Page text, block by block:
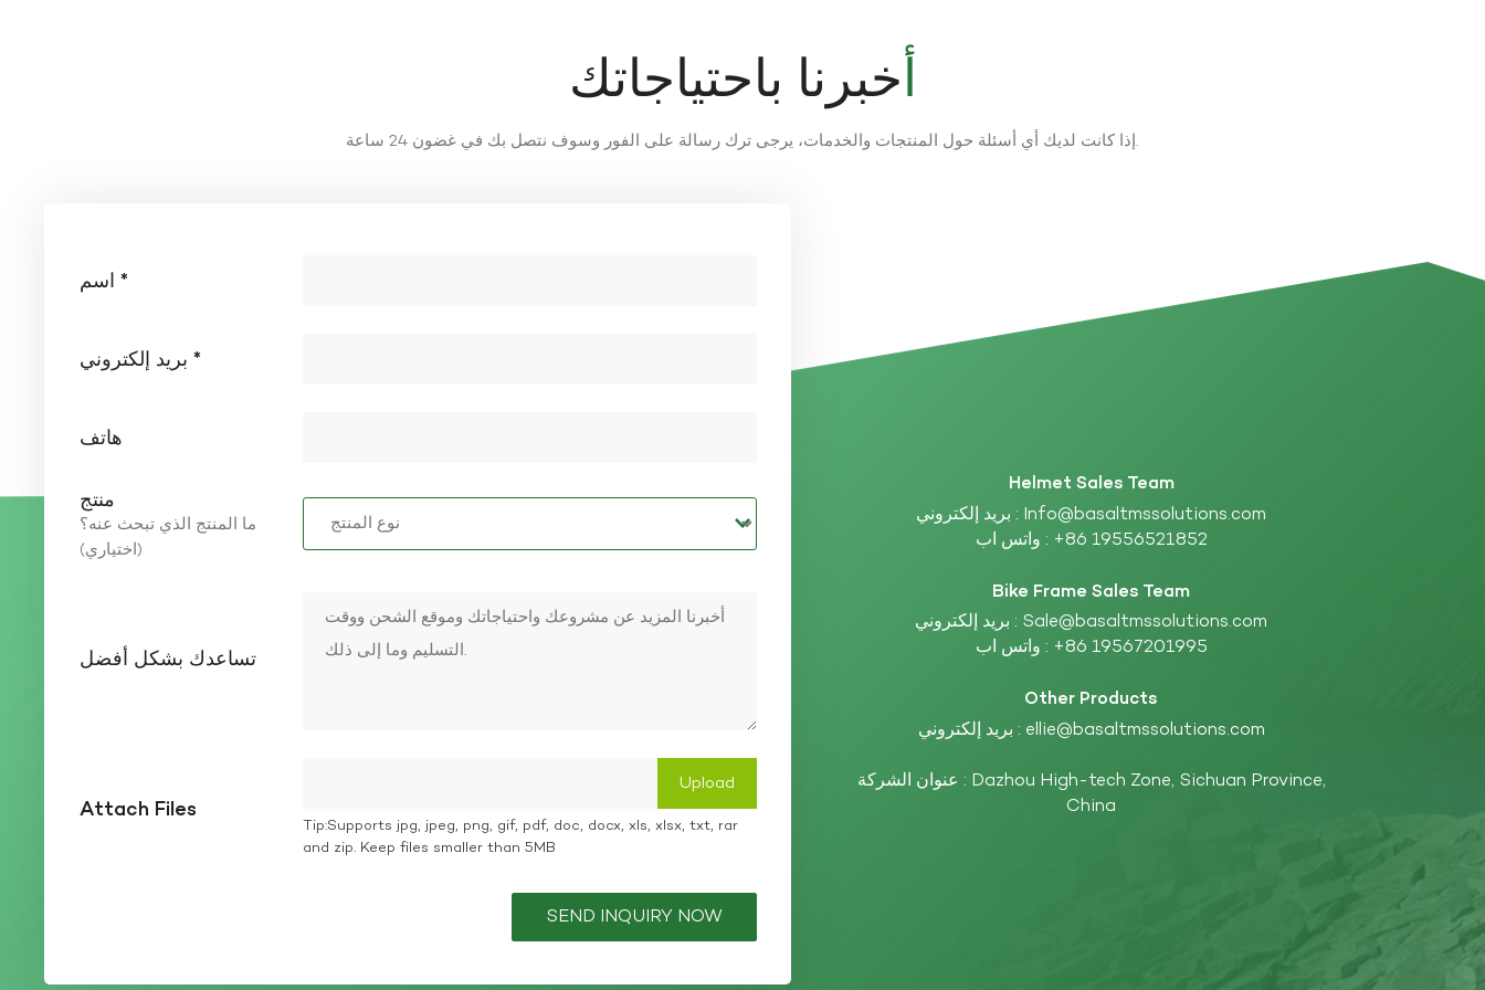
أخبرنا باحتياجاتك
إذا كانت لديك أي أسئلة حول المنتجات والخدمات، يرجى ترك رسالة على الفور وسوف نتصل بك في غضون 24 ساعة.
اسم *
بريد إلكتروني *
هاتف
منتج
ما المنتج الذي تبحث عنه؟
(اختياري)
تساعدك بشكل أفضل
Attach Files
Tip:Supports jpg, jpeg, png, gif, pdf, doc, docx, xls, xlsx, txt, rar
and zip. Keep files smaller than 5MB
SEND INQUIRY NOW
Helmet Sales Team
بريد إلكتروني : Info@basaltmssolutions.com
واتس اب : +86 19556521852
Bike Frame Sales Team
بريد إلكتروني : Sale@basaltmssolutions.com
واتس اب : +86 19567201995
Other Products
بريد إلكتروني : ellie@basaltmssolutions.com
عنوان الشركة : Dazhou High-tech Zone, Sichuan Province,
China